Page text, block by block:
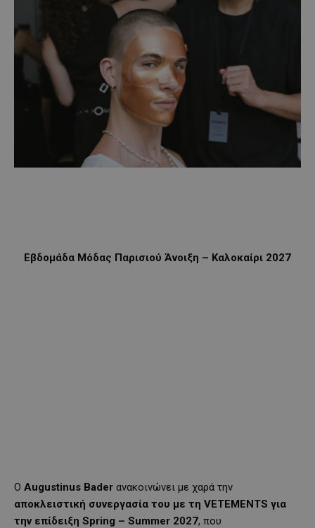
Εβδομάδα Μόδας Παρισιού Άνοιξη – Καλοκαίρι 2027
Ο Augustinus Bader ανακοινώνει με χαρά την
αποκλειστική συνεργασία του με τη VETEMENTS για
την επίδειξη Spring – Summer 2027, που